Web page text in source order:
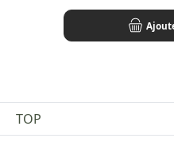
TOP